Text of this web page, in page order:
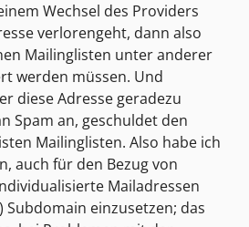
Wechsel des Providers
verlorengeht, dann also
Mailinglisten unter anderer
werden müssen. Und
diese Adresse geradezu
Spam an, geschuldet den
Mailinglisten. Also habe ich
auch für den Bezug von
Mailadressen
einzusetzen; das